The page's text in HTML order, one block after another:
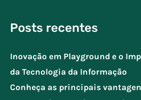
Posts recentes
Inovação em Playground e o
da Tecnologia da Informação
Conheça as principais